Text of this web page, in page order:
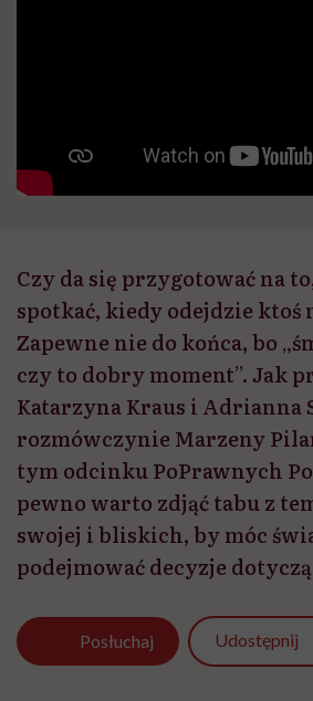
Czy da się przygotować na
spotkać, kiedy odejdzie ktoś
Zapewne nie do końca, bo
czy to dobry moment”. Jak
Katarzyna Kraus i Adrianna
rozmówczynie Marzeny
tym odcinku PoPrawnych
pewno warto zdjąć tabu z
swojej i bliskich, by móc
podejmować decyzje
Posłuchaj Udostępnij